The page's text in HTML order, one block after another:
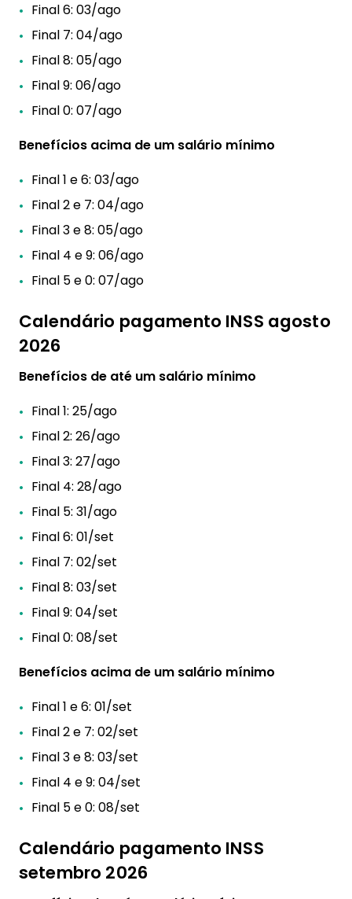
Final 6: 03/ago
Final 7: 04/ago
Final 8: 05/ago
Final 9: 06/ago
Final 0: 07/ago
Benefícios acima de um salário mínimo
Final 1 e 6: 03/ago
Final 2 e 7: 04/ago
Final 3 e 8: 05/ago
Final 4 e 9: 06/ago
Final 5 e 0: 07/ago
Calendário pagamento INSS agosto
2026
Benefícios de até um salário mínimo
Final 1: 25/ago
Final 2: 26/ago
Final 3: 27/ago
Final 4: 28/ago
Final 5: 31/ago
Final 6: 01/set
Final 7: 02/set
Final 8: 03/set
Final 9: 04/set
Final 0: 08/set
Benefícios acima de um salário mínimo
Final 1 e 6: 01/set
Final 2 e 7: 02/set
Final 3 e 8: 03/set
Final 4 e 9: 04/set
Final 5 e 0: 08/set
Calendário pagamento INSS
setembro 2026